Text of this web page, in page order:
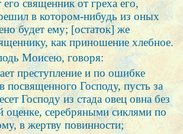
его священник от греха его,
в котором-нибудь из оных
будет ему; [остаток] же
как приношение хлебное.
Моисею, говоря:
преступление и по ошибке
посвященного Господу, пусть за
Господу из стада овец овна без
оценке, серебряными сиклями по
в жертву повинности;